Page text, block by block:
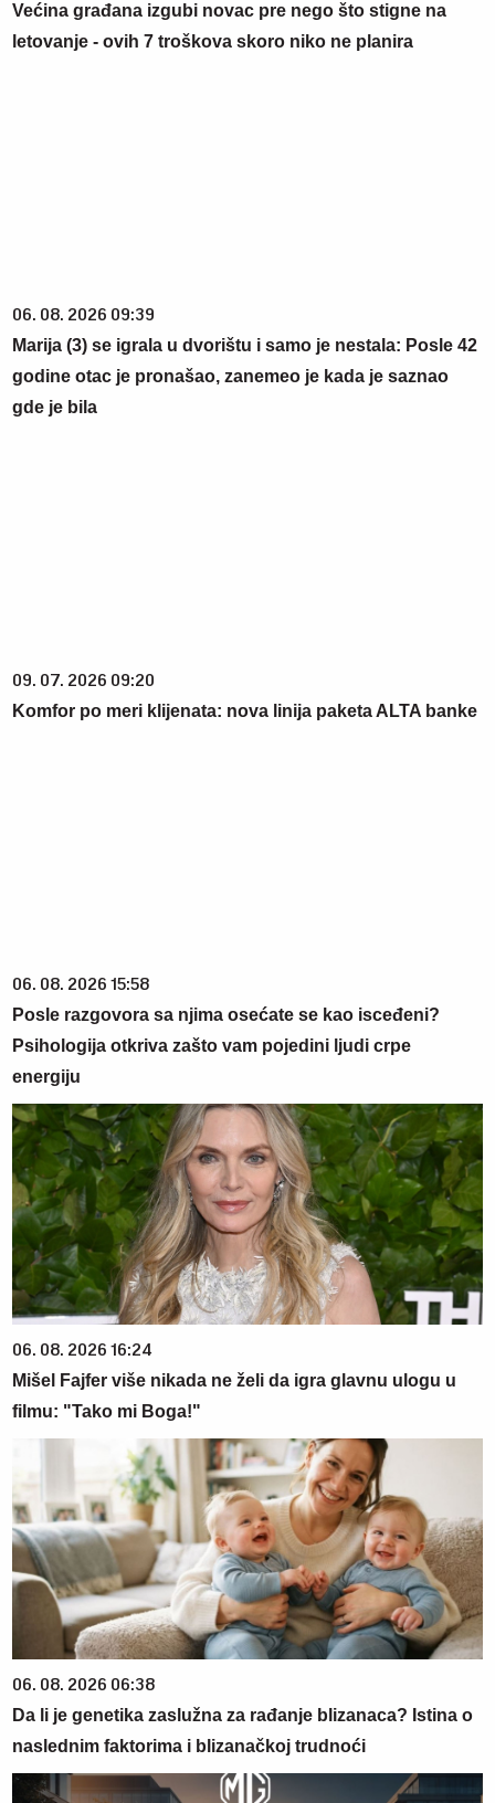
Većina građana izgubi novac pre nego što stigne na
letovanje - ovih 7 troškova skoro niko ne planira
06. 08. 2026 09:39
Marija (3) se igrala u dvorištu i samo je nestala: Posle 42
godine otac je pronašao, zanemeo je kada je saznao
gde je bila
09. 07. 2026 09:20
Komfor po meri klijenata: nova linija paketa ALTA banke
06. 08. 2026 15:58
Posle razgovora sa njima osećate se kao isceđeni?
Psihologija otkriva zašto vam pojedini ljudi crpe
energiju
06. 08. 2026 16:24
Mišel Fajfer više nikada ne želi da igra glavnu ulogu u
filmu: "Tako mi Boga!"
06. 08. 2026 06:38
Da li je genetika zaslužna za rađanje blizanaca? Istina o
naslednim faktorima i blizanačkoj trudnoći